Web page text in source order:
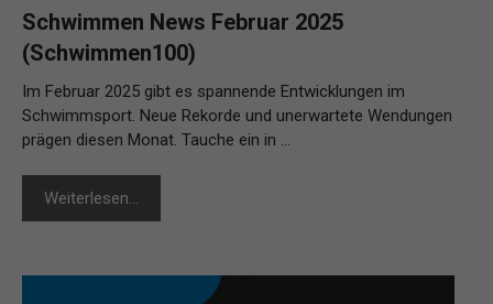
Schwimmen News Februar 2025
(Schwimmen100)
Im Februar 2025 gibt es spannende Entwicklungen im
Schwimmsport. Neue Rekorde und unerwartete Wendungen
prägen diesen Monat. Tauche ein in …
Weiterlesen…